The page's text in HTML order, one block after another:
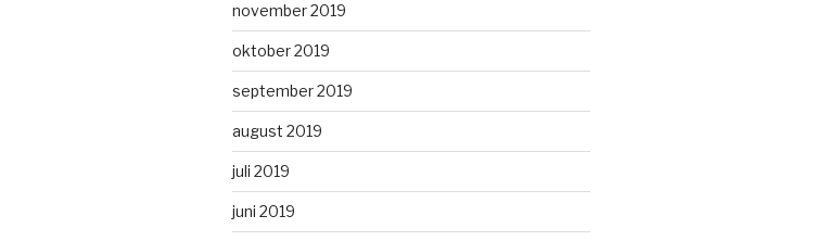
november 2019
oktober 2019
september 2019
august 2019
juli 2019
juni 2019